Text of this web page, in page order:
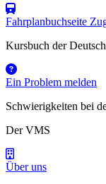
Fahrplanbuchseite
Kursbuch der
Ein Problem melden
Schwierigkeiten bei
Der VMS
Über uns